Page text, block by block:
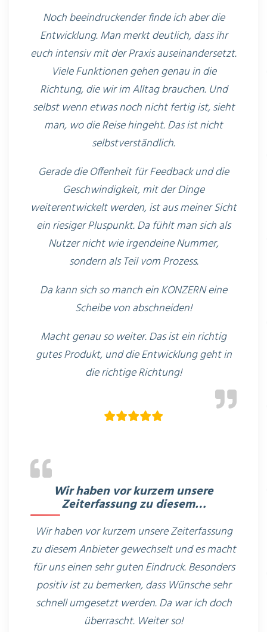
Noch beeindruckender finde ich aber die
Entwicklung. Man merkt deutlich, dass ihr
euch intensiv mit der Praxis auseinandersetzt.
Viele Funktionen gehen genau in die
Richtung, die wir im Alltag brauchen. Und
selbst wenn etwas noch nicht fertig ist, sieht
man, wo die Reise hingeht. Das ist nicht
selbstverständlich.
Gerade die Offenheit für Feedback und die
Geschwindigkeit, mit der Dinge
weiterentwickelt werden, ist aus meiner Sicht
ein riesiger Pluspunkt. Da fühlt man sich als
Nutzer nicht wie irgendeine Nummer,
sondern als Teil vom Prozess.
Da kann sich so manch ein KONZERN eine
Scheibe von abschneiden!
Macht genau so weiter. Das ist ein richtig
gutes Produkt, und die Entwicklung geht in
die richtige Richtung!
Wir haben vor kurzem unsere
Zeiterfassung zu diesem…
Wir haben vor kurzem unsere Zeiterfassung
zu diesem Anbieter gewechselt und es macht
für uns einen sehr guten Eindruck. Besonders
positiv ist zu bemerken, dass Wünsche sehr
schnell umgesetzt werden. Da war ich doch
überrascht. Weiter so!